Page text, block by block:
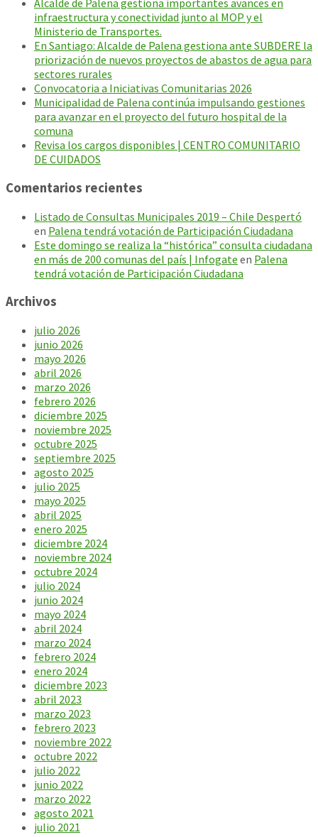
Alcalde de Palena gestiona importantes avances en
infraestructura y conectividad junto al MOP y el
Ministerio de Transportes.
En Santiago: Alcalde de Palena gestiona ante SUBDERE la
priorización de nuevos proyectos de abastos de agua para
sectores rurales
Convocatoria a Iniciativas Comunitarias 2026
Municipalidad de Palena continúa impulsando gestiones
para avanzar en el proyecto del futuro hospital de la
comuna
Revisa los cargos disponibles | CENTRO COMUNITARIO
DE CUIDADOS
Comentarios recientes
Listado de Consultas Municipales 2019 – Chile Despertó
en Palena tendrá votación de Participación Ciudadana
Este domingo se realiza la “histórica” consulta ciudadana
en más de 200 comunas del país | Infogate en Palena
tendrá votación de Participación Ciudadana
Archivos
julio 2026
junio 2026
mayo 2026
abril 2026
marzo 2026
febrero 2026
diciembre 2025
noviembre 2025
octubre 2025
septiembre 2025
agosto 2025
julio 2025
mayo 2025
abril 2025
enero 2025
diciembre 2024
noviembre 2024
octubre 2024
julio 2024
junio 2024
mayo 2024
abril 2024
marzo 2024
febrero 2024
enero 2024
diciembre 2023
abril 2023
marzo 2023
febrero 2023
noviembre 2022
octubre 2022
julio 2022
junio 2022
marzo 2022
agosto 2021
julio 2021